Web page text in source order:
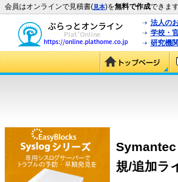
会員はオンラインで見積書(見本)を無料で作成できま
法人の
学校・
研究機
規/追加ラ